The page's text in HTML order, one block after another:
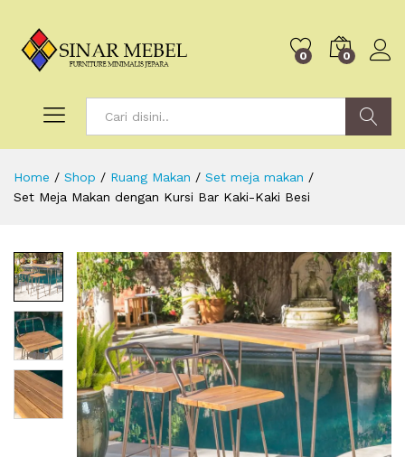
0 0
Search
Home / Shop / Ruang Makan / Set meja makan /
Set Meja Makan dengan Kursi Bar Kaki-Kaki Besi